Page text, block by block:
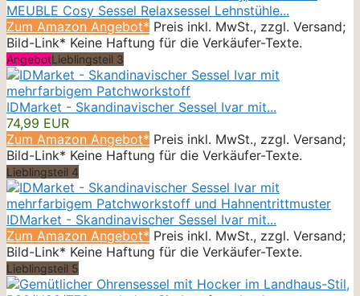
MEUBLE Cosy Sessel Relaxsessel Lehnstühle...
Zum Amazon Angebot* Preis inkl. MwSt., zzgl. Versand;
Bild-Link* Keine Haftung für die Verkäufer-Texte.
AngebotLieblingsteil 3
IDMarket - Skandinavischer Sessel Ivar mit...
74,99 EUR
Zum Amazon Angebot* Preis inkl. MwSt., zzgl. Versand;
Bild-Link* Keine Haftung für die Verkäufer-Texte.
Lieblingsteil 4
IDMarket - Skandinavischer Sessel Ivar mit...
Zum Amazon Angebot* Preis inkl. MwSt., zzgl. Versand;
Bild-Link* Keine Haftung für die Verkäufer-Texte.
Lieblingsteil 5